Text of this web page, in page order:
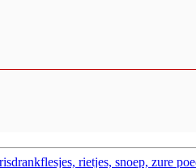
rietjes, snoep, zure